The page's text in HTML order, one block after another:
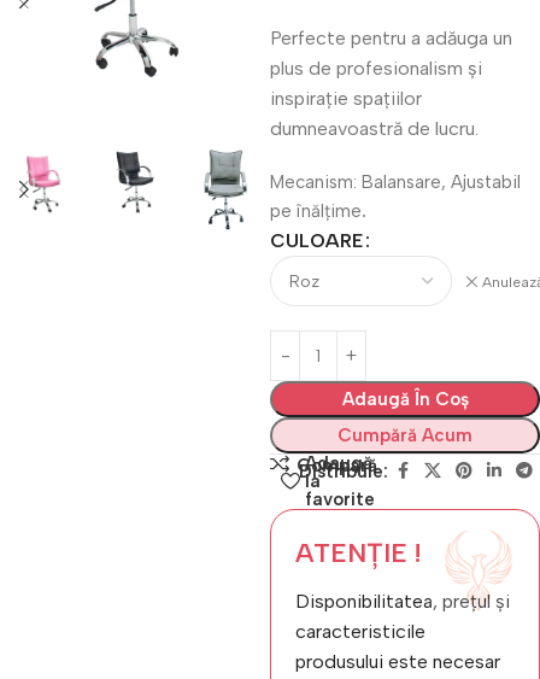
Perfecte pentru a adăuga un
plus de profesionalism și
inspirație spațiilor
dumneavoastră de lucru.
Mecanism: Balansare, Ajustabil
pe înălțime.
CULOARE
Adaugă În Coș
Cumpără Acum
Compară
Adaugă
la
favorite
Distribuie:
ATENȚIE !
Disponibilitatea, prețul și
caracteristicile
produsului este necesar